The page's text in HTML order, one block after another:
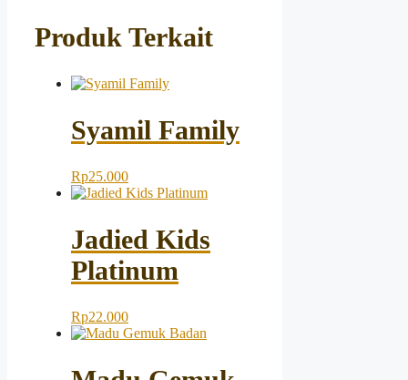
Produk Terkait
Syamil Family
Rp25.000
Jadied Kids
Platinum
Rp22.000